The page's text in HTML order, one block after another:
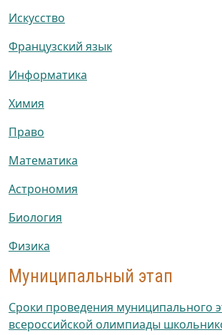
Искусство
Французский язык
Информатика
Химия
Право
Математика
Астрономия
Биология
Физика
Муниципальный этап
Сроки проведения муниципального
всероссийской олимпиады